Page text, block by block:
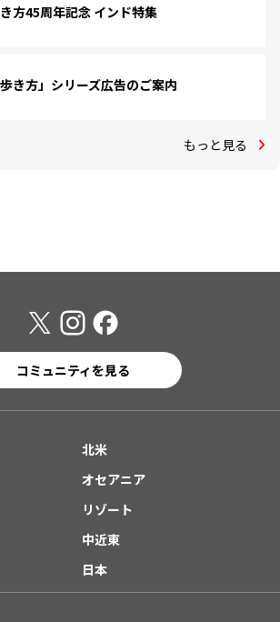
方45周年記念 インド特集
歩き方」シリーズ広告のご案内
もっと見る
コミュニティを見る
北米
オセアニア
リゾート
中近東
日本